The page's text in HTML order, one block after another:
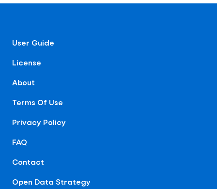
User Guide
License
About
Terms Of Use
Privacy Policy
FAQ
Contact
Open Data Strategy